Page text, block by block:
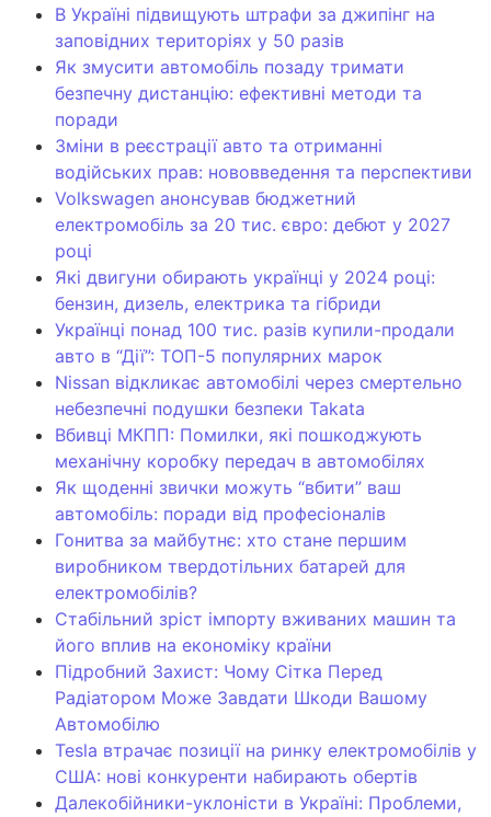
В Україні підвищують штрафи за джипінг на
заповідних територіях у 50 разів
Як змусити автомобіль позаду тримати
безпечну дистанцію: ефективні методи та
поради
Зміни в реєстрації авто та отриманні
водійських прав: нововведення та перспективи
Volkswagen анонсував бюджетний
електромобіль за 20 тис. євро: дебют у 2027
році
Які двигуни обирають українці у 2024 році:
бензин, дизель, електрика та гібриди
Українці понад 100 тис. разів купили-продали
авто в “Дії”: ТОП-5 популярних марок
Nissan відкликає автомобілі через смертельно
небезпечні подушки безпеки Takata
Вбивці МКПП: Помилки, які пошкоджують
механічну коробку передач в автомобілях
Як щоденні звички можуть “вбити” ваш
автомобіль: поради від професіоналів
Гонитва за майбутнє: хто стане першим
виробником твердотільних батарей для
електромобілів?
Стабільний зріст імпорту вживаних машин та
його вплив на економіку країни
Підробний Захист: Чому Сітка Перед
Радіатором Може Завдати Шкоди Вашому
Автомобілю
Tesla втрачає позиції на ринку електромобілів у
США: нові конкуренти набирають обертів
Далекобійники-уклоністи в Україні: Проблеми,